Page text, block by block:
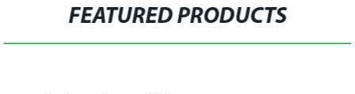
FEATURED PRODUCTS